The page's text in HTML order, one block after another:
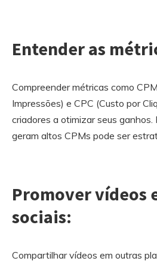
Entender as
Compreender métricas como
Impressões) e CPC (Custo por
criadores a otimizar seus ganhos.
geram altos CPMs pode ser
Promover vídeos
sociais:
Compartilhar vídeos em outras